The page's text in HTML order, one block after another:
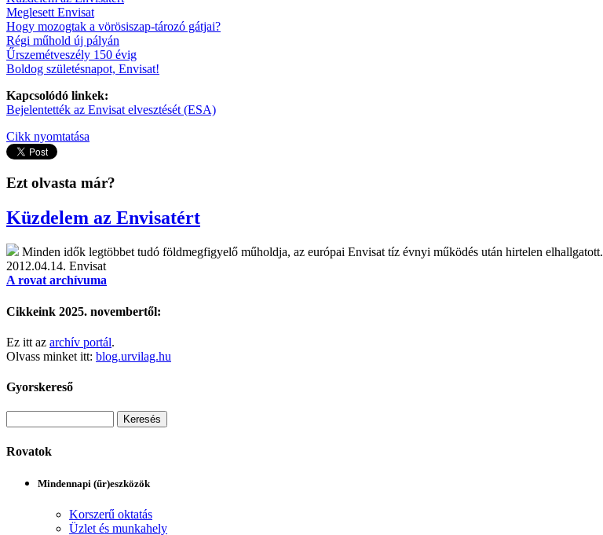
Meglesett Envisat
Hogy mozogtak a vörösiszap-tározó gátjai?
Régi műhold új pályán
Űrszemétveszély 150 évig
Boldog születésnapot, Envisat!
Kapcsolódó linkek:
Bejelentették az Envisat elvesztését (ESA)
Cikk nyomtatása
Ezt olvasta már?
Küzdelem az Envisatért
Minden idők legtöbbet tudó földmegfigyelő műholdja, az európai Envisat tíz évnyi működés után hirtelen elhallgatott.
2012.04.14. Envisat
A rovat archívuma
Cikkeink 2025. novembertől:
Ez itt az archív portál.
Olvass minket itt: blog.urvilag.hu
Gyorskereső
Rovatok
Mindennapi (űr)eszközök
Korszerű oktatás
Üzlet és munkahely